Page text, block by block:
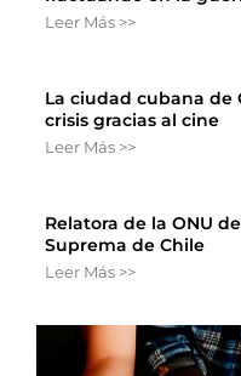
Leer Más >>
La ciudad cubana de
crisis gracias al cine
Leer Más >>
Relatora de la ONU
Suprema de Chile
Leer Más >>